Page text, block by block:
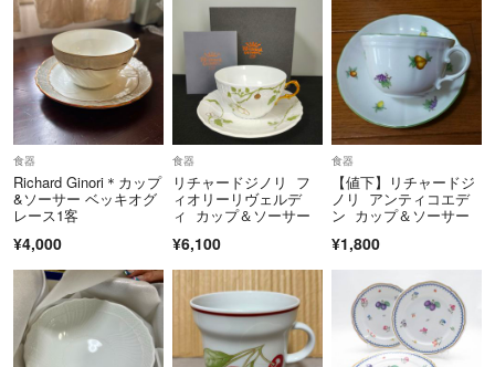
▼返品特約
https://fril.jp/ts/official/law/mau/#return_policy
▼適格請求書発行事業者登録番号
T8100001017637
■営業時間■
平日・土曜日9:00～17:00(日曜・祝日休み)
食器
Richard Ginori＊カップ
&ソーサー ベッキオグ
レース1客
¥4,000
食器
リチャードジノリ フ
ィオリーリヴェルデ
ィ カップ＆ソーサー
¥6,100
食器
【値下】リチャードジ
ノリ アンティコエデ
ン カップ＆ソーサー
¥1,800